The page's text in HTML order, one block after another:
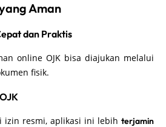
Aman
dan Praktis
online OJK bisa diajukan melalui
fisik.
izin resmi, aplikasi ini lebih terjamin